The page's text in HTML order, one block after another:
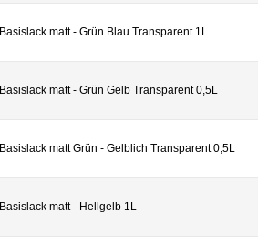
Basislack matt - Grün Blau Transparent 1L
Basislack matt - Grün Gelb Transparent 0,5L
Basislack matt Grün - Gelblich Transparent 0,5L
Basislack matt - Hellgelb 1L